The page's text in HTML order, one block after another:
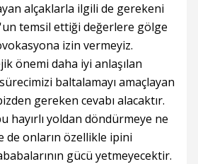
alçaklarla ilgili de gerekeni
temsil ettiği değerlere gölge
izin vermeyiz.
önemi daha iyi anlaşılan
baltalamayı amaçlayan
gereken cevabı alacaktır.
hayırlı yoldan döndürmeye ne
onların özellikle ipini
gücü yetmeyecektir.